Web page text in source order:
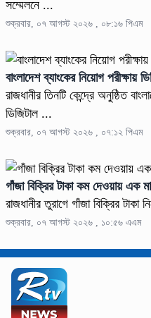
সম্মেলনে ...
শুক্রবার, ০৭ আগস্ট ২০২৬ , ০৮:১৬ পিএম
বাংলাদেশ ব্যাংকের নিয়োগ
রাজধানীর তিনটি কেন্দ্রে অনুষ্ঠিত
ডিজিটাল ...
শুক্রবার, ০৭ আগস্ট ২০২৬ , ০৭:১২ পিএম
গাঁজা বিক্রির টাকা কম দেওয়ায় এক
রাজধানীর তুরাগে গাঁজা বিক্রির
শুক্রবার, ০৭ আগস্ট ২০২৬ , ১০:৫৬ এএম